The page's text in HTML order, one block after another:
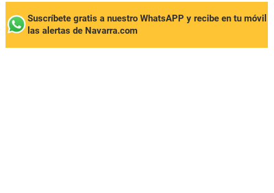
Suscríbete gratis a nuestro WhatsAPP y recibe en tu móvil
las alertas de Navarra.com